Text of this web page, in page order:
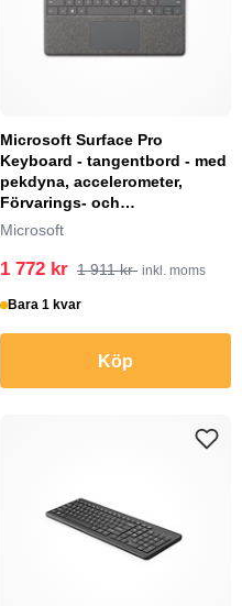
Microsoft Surface Pro
Keyboard - tangentbord - med
pekdyna, accelerometer,
Förvarings- och
laddningsfack för Surface Sli...
Microsoft
1 772 kr 1 911 kr inkl. moms
Bara 1 kvar
Köp